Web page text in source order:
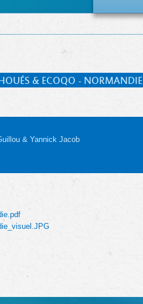
& ECOQO - NORMANDIE
& Yannick Jacob